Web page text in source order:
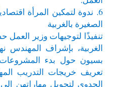
6. ندوة لتمكين المرأة
الصغيرة بالغربية
تنفيذًا لتوجيهات وزير
الغربية، بإشراف المهندس
بسيون حول بدء المشروعات
تعريف خريجات التدريب
الجدوى لتحويل مهاراتهن